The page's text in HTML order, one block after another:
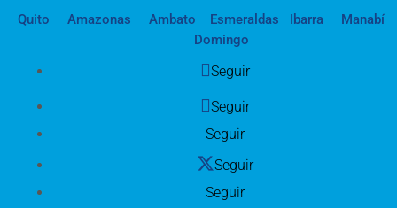
Quito Amazonas Ambato Esmeraldas Ibarra
Manabí
Domingo
Seguir
Seguir
Seguir
Seguir
Seguir